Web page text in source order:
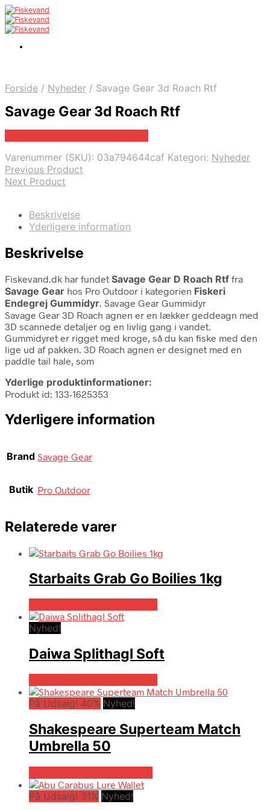
Forside / Nyheder / Savage Gear 3d Roach Rtf
Savage Gear 3d Roach Rtf
Varenummer (SKU): 03a794644caf Kategori: Nyheder
Previous Product
Next Product
Beskrivelse
Yderligere information
Beskrivelse
Fiskevand.dk har fundet Savage Gear D Roach Rtf fra
Savage Gear hos Pro Outdoor i kategorien Fiskeri
Endegrej Gummidyr. Savage Gear Gummidyr
Savage Gear 3D Roach agnen er en lækker geddeagn med
3D scannede detaljer og en livlig gang i vandet.
Gummidyret er rigget med kroge, så du kan fiske med den
lige ud af pakken. 3D Roach agnen er designet med en
paddle tail hale, som
Yderlige produktinformationer:
Produkt id: 133-1625353
Yderligere information
Brand Savage Gear
Butik Pro Outdoor
Relaterede varer
Starbaits Grab Go Boilies 1kg
Nyhed!
Daiwa Splithagl Soft
På Udsalg! 40% Nyhed!
Shakespeare Superteam Match
Umbrella 50
På Udsalg! 31% Nyhed!